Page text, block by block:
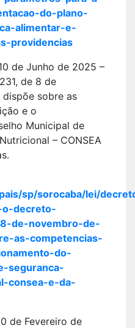
do-plano-
alimentar-e-
providencias
de Junho de 2025 –
de 8 de
dispõe sobre as
e o
Municipal de
– CONSEA
sp/sorocaba/lei/
decreto-
de-novembro-de-
as-competencias-
do-
seguranca-
consea-e-da-
de Fevereiro de